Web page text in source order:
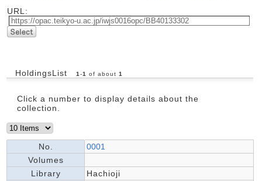
URL:
HoldingsList 1 -1 of about 1
Click a number to display details about the
collection.
No.
0001
Volumes
Library
Hachioji